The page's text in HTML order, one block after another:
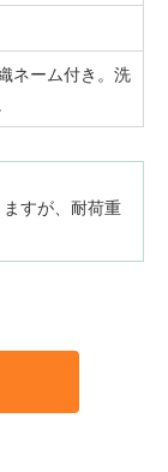
ネーム付き。洗
すが、耐荷重